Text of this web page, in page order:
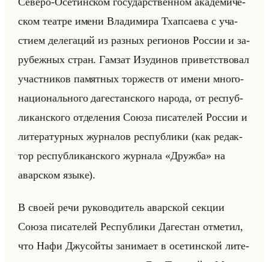
ском те­ат­ре имени Вла­ди­ми­ра Тхап­са­ева с уча­
сти­ем де­ле­га­ций из раз­ных ре­ги­онов Рос­сии и за­
ру­беж­ных стран. Гам­зат Изу­ди­нов при­вет­ство­вал
участ­ни­ков па­мят­ных тор­жеств от имени мно­го­
на­ци­онально­го да­ге­стан­ско­го на­ро­да, от рес­пуб­
ли­кан­ско­го от­де­ле­ния Союза пи­са­те­лей Рос­сии и
ли­те­ра­тур­ных жур­на­лов рес­пуб­ли­ки (как ре­дак­
тор рес­пуб­ли­кан­ско­го жур­на­ла «Дружба» на
авар­ском языке).
В своей речи ру­ко­во­ди­тель авар­ской сек­ции
Союза пи­са­те­лей Рес­пуб­ли­ки Да­ге­стан от­ме­тил,
что Нафи Джу­сойты за­ни­ма­ет в осе­тин­ской ли­те­